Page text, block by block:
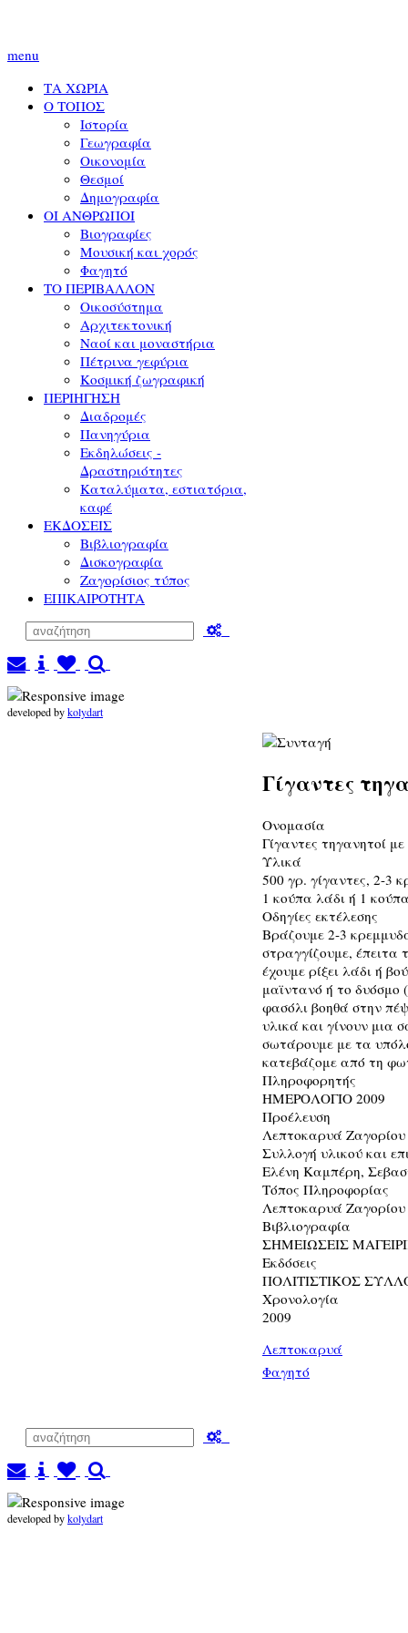
menu
ΤΑ ΧΩΡΙΑ
Ο ΤΟΠΟΣ
Ιστορία
Γεωγραφία
Οικονομία
Θεσμοί
Δημογραφία
ΟΙ ΑΝΘΡΩΠΟΙ
Βιογραφίες
Μουσική και χορός
Φαγητό
ΤΟ ΠΕΡΙΒΑΛΛΟΝ
Οικοσύστημα
Αρχιτεκτονική
Ναοί και μοναστήρια
Πέτρινα γεφύρια
Κοσμική ζωγραφική
ΠΕΡΙΗΓΗΣΗ
Διαδρομές
Πανηγύρια
Εκδηλώσεις -
Δραστηριότητες
Καταλύματα, εστιατόρια,
καφέ
ΕΚΔΟΣΕΙΣ
Βιβλιογραφία
Δισκογραφία
Ζαγορίσιος τύπος
ΕΠΙΚΑΙΡΟΤΗΤΑ
developed bykolydart
Γίγαντες
Ονομασία
Γίγαντες τηγανητοί
Υλικά
500 γρ. γίγαντες, 2-3
1 κούπα λάδι ή 1
Οδηγίες εκτέλεσης
Βράζουμε 2-3
στραγγίζουμε, έπειτα
έχουμε ρίξει λάδι ή
μαϊντανό ή το δυόσμο
φασόλι βοηθά στην
υλικά και γίνουν μια
σωτάρουμε με τα
κατεβάζομε από τη
Πληροφορητής
ΗΜΕΡΟΛΟΓΙΟ 2009
Προέλευση
Λεπτοκαρυά Ζαγορίου
Συλλογή υλικού και
Ελένη Καμπέρη,
Τόπος Πληροφορίας
Λεπτοκαρυά Ζαγορίου
Βιβλιογραφία
ΣΗΜΕΙΩΣΕΙΣ
Εκδόσεις
ΠΟΛΙΤΙΣΤΙΚΟΣ
Χρονολογία
2009
Λεπτοκαρυά
Φαγητό
developed bykolydart